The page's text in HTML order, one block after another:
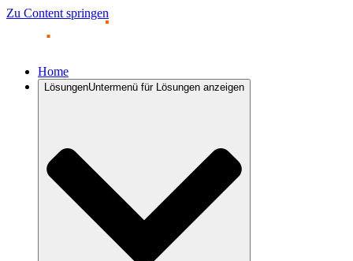
Zu Content springen
Home
LösungenUntermenü für Lösungen anzeigen